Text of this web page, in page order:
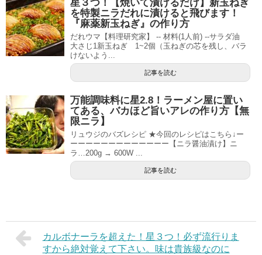
星３つ！【焼いて漬けるだけ】新玉ねぎ
を特製ニラだれに漬けると飛びます！
『麻薬新玉ねぎ』の作り方
だれウマ【料理研究家】 -- 材料(1人前) --サラダ油
大さじ1新玉ねぎ 1~2個（玉ねぎの芯を残し、バラ
けないよう...
記事を読む
万能調味料に星2.8！ラーメン屋に置い
てある、バカほど旨いアレの作り方【無
限ニラ】
リュウジのバズレシピ ★今回のレシピはこちら↓ー
ーーーーーーーーーーーーー【ニラ醤油漬け】ニ
ラ…200g → 600W ...
記事を読む
カルボナーラを超えた！星３つ！必ず流行りま
すから絶対覚えて下さい。味は貴族級なのに